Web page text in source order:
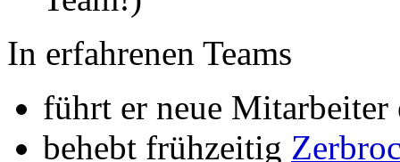
In erfahrenen Teams
führt er neue Mitarbeiter
behebt frühzeitig